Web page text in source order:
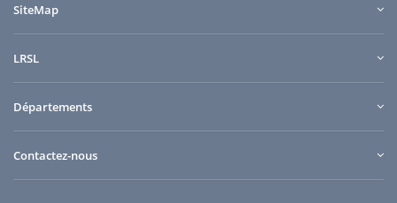
SiteMap
LRSL
Départements
Contactez-nous